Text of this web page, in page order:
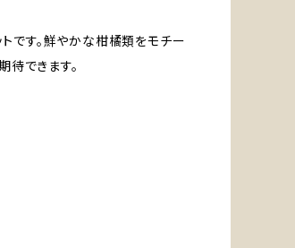
です。鮮やかな柑橘類をモチー
できます。